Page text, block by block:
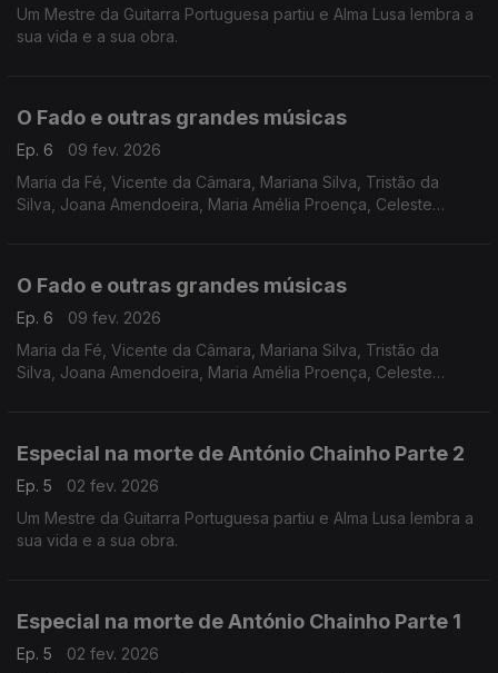
Um Mestre da Guitarra Portuguesa partiu e Alma Lusa lembra a
sua vida e a sua obra.
O Fado e outras grandes músicas
Ep. 6
09 fev. 2026
Maria da Fé, Vicente da Câmara, Mariana Silva, Tristão da
Silva, Joana Amendoeira, Maria Amélia Proença, Celeste
O Fado e outras grandes músicas
Ep. 6
09 fev. 2026
Maria da Fé, Vicente da Câmara, Mariana Silva, Tristão da
Silva, Joana Amendoeira, Maria Amélia Proença, Celeste
Especial na morte de António Chainho Parte 2
Ep. 5
02 fev. 2026
Um Mestre da Guitarra Portuguesa partiu e Alma Lusa lembra a
sua vida e a sua obra.
Especial na morte de António Chainho Parte 1
Ep. 5
02 fev. 2026